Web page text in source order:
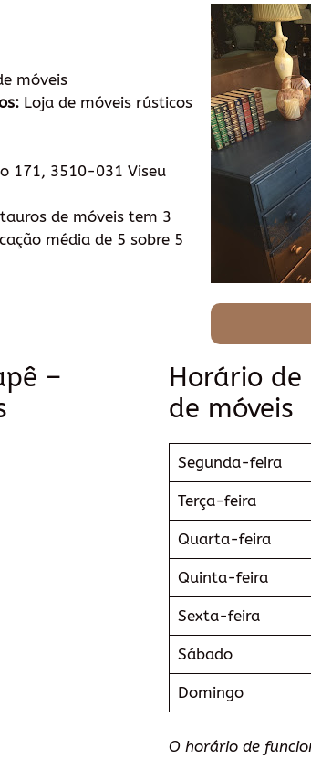
móveis
Loja de móveis rústicos
171, 3510-031 Viseu
de móveis tem 3
média de 5 sobre 5
–
Horário de
de móveis
Segunda-feira
Terça-feira
Quarta-feira
Quinta-feira
Sexta-feira
Sábado
Domingo
O horário de